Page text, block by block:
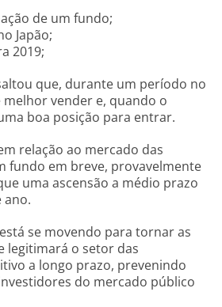
de um fundo;
Japão;
2019;
que, durante um período no
vender e, quando o
boa posição para entrar.
relação ao mercado das
fundo em breve, provavelmente
uma ascensão a médio prazo
ano.
se movendo para tornar as
legitimará o setor das
a longo prazo, prevenindo
do mercado público